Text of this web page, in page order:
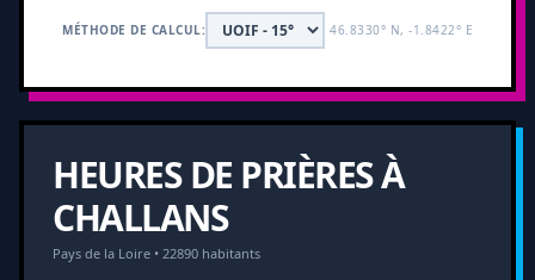
HEURES DE PRIÈRES À
CHALLANS
Pays de la Loire • 22890 habitants
MÉTHODE DE CALCUL: 46.8330° N, -1.8422° E